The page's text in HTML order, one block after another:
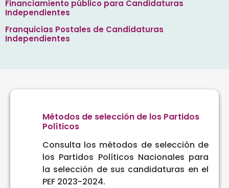
Financiamiento público para Candidaturas
Independientes
Franquicias Postales de Candidaturas
Independientes
Métodos de selección de los Partidos
Políticos
Consulta los métodos de selección de
los Partidos Políticos Nacionales para
la selección de sus candidaturas en el
PEF 2023-2024.